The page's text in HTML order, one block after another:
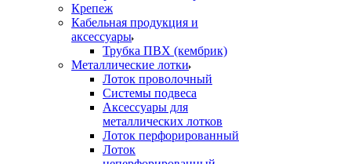
Крепеж
Кабельная продукция и
аксессуары
Трубка ПВХ (кембрик)
Металлические лотки
Лоток проволочный
Системы подвеса
Аксессуары для
металлических лотков
Лоток перфорированный
Лоток